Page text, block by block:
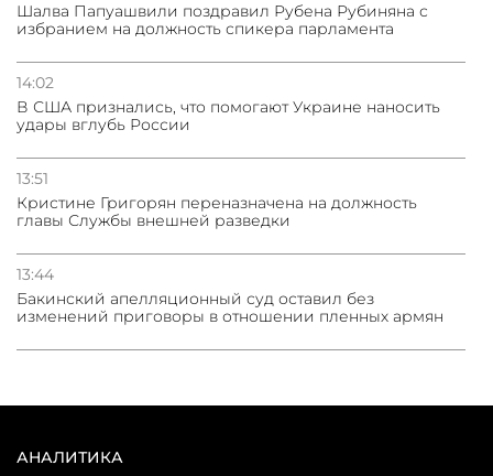
Шалва Папуашвили поздравил Рубена Рубиняна с
избранием на должность спикера парламента
14:02
В США признались, что помогают Украине наносить
удары вглубь России
13:51
Кристине Григорян переназначена на должность
главы Службы внешней разведки
13:44
Бакинский апелляционный суд оставил без
изменений приговоры в отношении пленных армян
АНАЛИТИКА